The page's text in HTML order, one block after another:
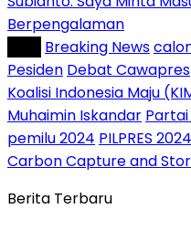
Berpengalaman
Breaking News
Pesiden Debat Cawapres
Koalisi Indonesia Maju
Muhaimin Iskandar
pemilu 2024 PILPRES 2024
Carbon Capture and
Berita Terbaru